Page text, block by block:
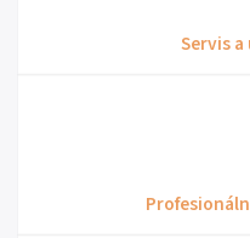
Servis